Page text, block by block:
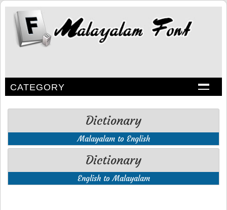
CATEGORY
Dictionary
Malayalam to English
Dictionary
English to Malayalam